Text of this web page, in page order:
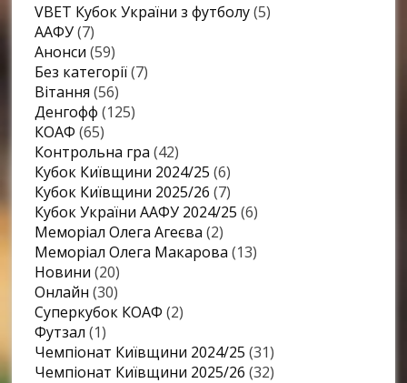
VBET Кубок України з футболу(5)
ААФУ(7)
Анонси (59)
Без категорії(7)
Вітання (56)
Денгофф (125)
КОАФ (65)
Контрольна гра (42)
Кубок Київщини 2024/25 (6)
Кубок Київщини 2025/26 (7)
Кубок України ААФУ 2024/25 (6)
Меморіал Олега Агеєва (2)
Меморіал Олега Макарова (13)
Новини (20)
Онлайн (30)
Суперкубок КОАФ (2)
Футзал (1)
Чемпіонат Київщини 2024/25 (31)
Чемпіонат Київщини 2025/26 (32)